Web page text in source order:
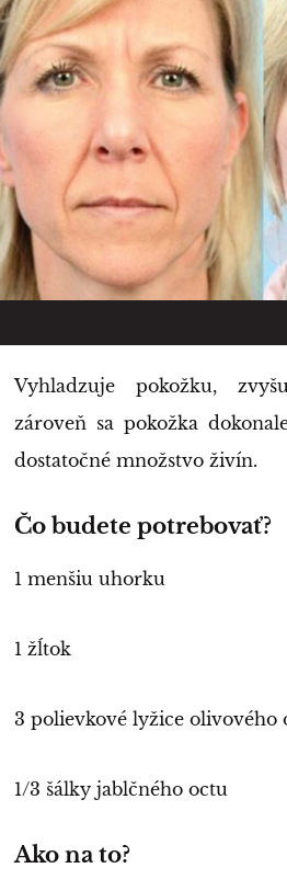
Vyhladzuje pokožku,
zároveň sa pokožka
dostatočné množstvo živín.
Čo budete potrebovať?
1 menšiu uhorku
1 žĺtok
3 polievkové lyžice olivového
1/3 šálky jablčného octu
Ako na to?